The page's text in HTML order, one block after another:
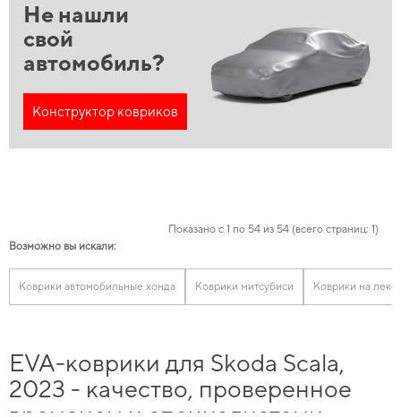
Не нашли
свой
автомобиль?
Конструктор ковриков
Показано с 1 по 54 из 54 (всего страниц: 1)
Возможно вы искали:
Коврики автомобильные хонда Коврики митсубиси Коврики на
EVA-коврики для Skoda Scala,
2023 - качество, проверенное